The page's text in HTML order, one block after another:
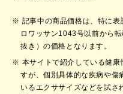
記事中の商品価格は、特に
ロワッサン1043号以前から
抜き）の価格となります。
本サイトで紹介している健
すが、個別具体的な疾病や傷
いるエクササイズなどを試さ